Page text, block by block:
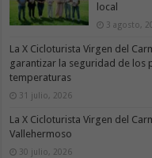
local
3 agosto,
La X Cicloturista Virgen del
garantizar la seguridad de los
temperaturas
31 julio, 2026
La X Cicloturista Virgen del
Vallehermoso
30 julio, 2026